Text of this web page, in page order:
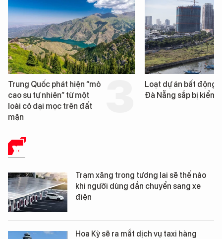
Trung Quốc phát hiện “mỏ
cao su tự nhiên” từ một
loài cỏ dại mọc trên đất
mặn
Loạt dự án bất động
Đà Nẵng sắp bị kiểm
XE
Trạm xăng trong tương lai sẽ thế nào
khi người dùng dần chuyển sang xe
điện
Hoa Kỳ sẽ ra mắt dịch vụ taxi hàng